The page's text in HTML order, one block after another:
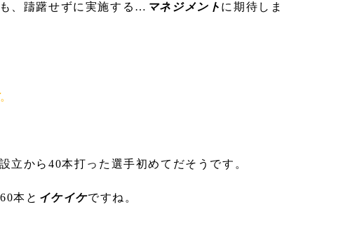
、躊躇せずに実施する… マネジメント に期待しま
。
立から40本打った選手初めてだそうです。
本と イケイケですね。